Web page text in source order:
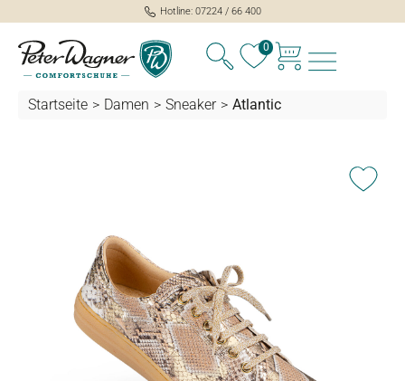
springen
Hotline: 07224 / 66 400
0
Startseite > Damen > Sneaker > Atlantic